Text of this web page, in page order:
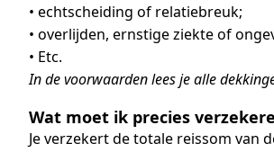
• echtscheiding of relatiebreuk;
• overlijden, ernstige ziekte of
• Etc.
In de voorwaarden lees je alle
Wat moet ik precies
Je verzekert de totale reissom van